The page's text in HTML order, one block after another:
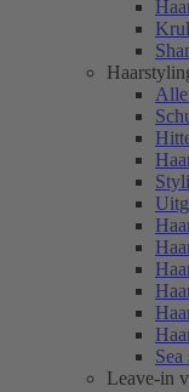
Alle
Sea
Leave-in